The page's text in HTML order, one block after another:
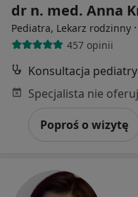
dr n. med. Anna
Pediatra, Lekarz rodzinny ·
457 opinii
Konsultacja
Poproś o wizytę